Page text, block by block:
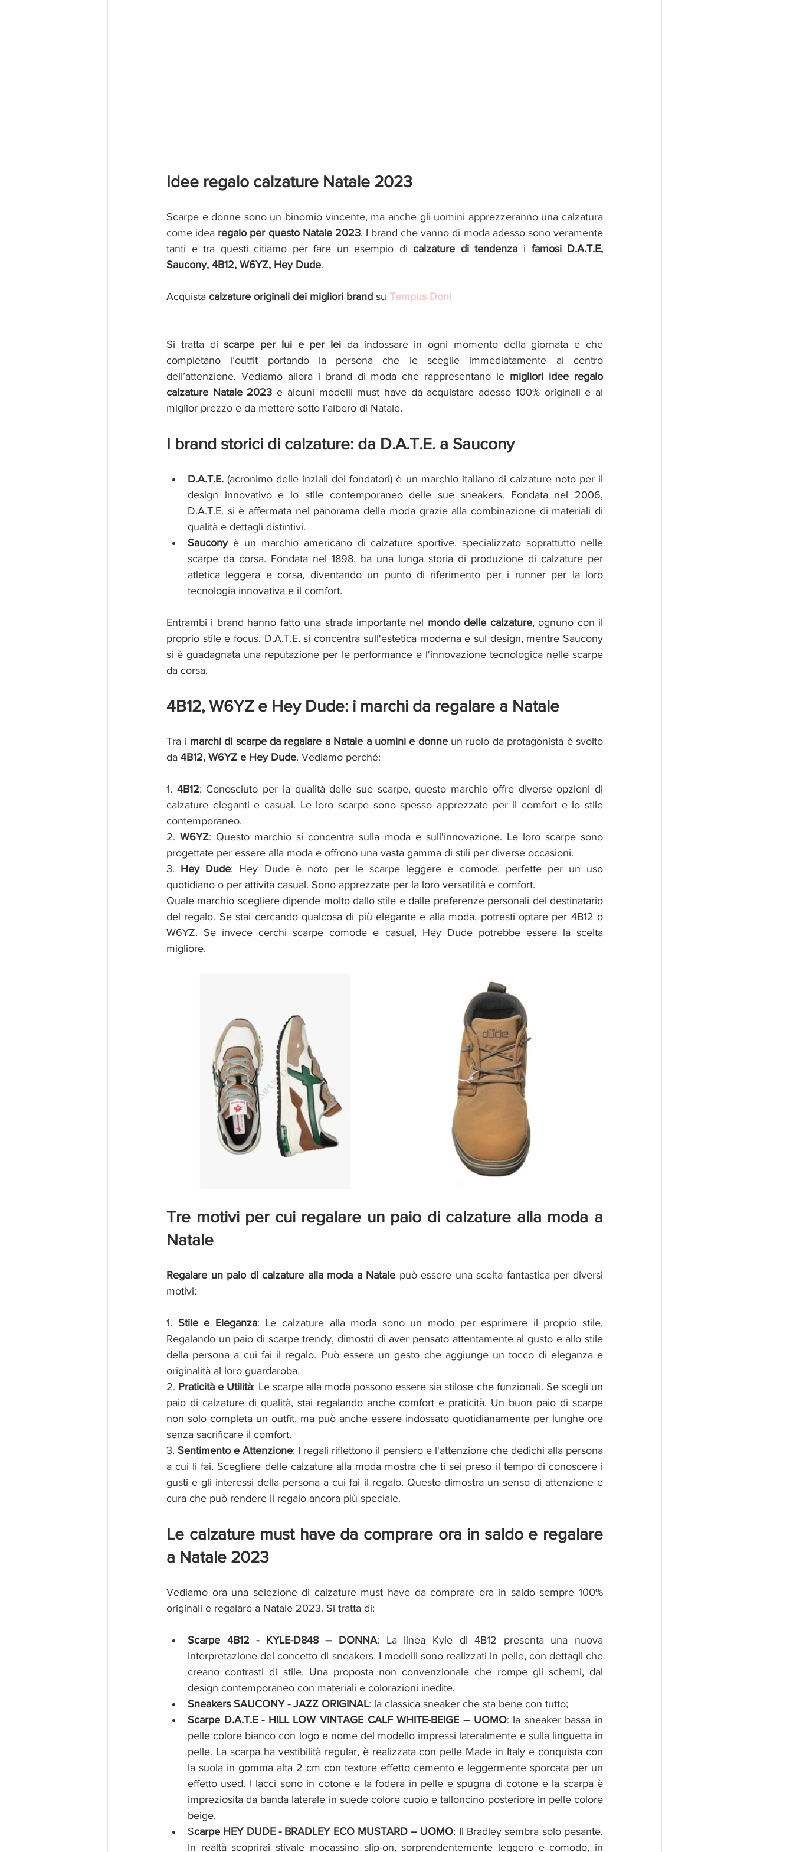
Idee regalo calzature Natale 2023
Scarpe e donne sono un binomio vincente, ma anche gli uomini apprezzeranno una calzatura
come idea regalo per questo Natale 2023. I brand che vanno di moda adesso sono veramente
tanti e tra questi citiamo per fare un esempio di calzature di tendenza i famosi D.A.T.E,
Saucony, 4B12, W6YZ, Hey Dude.
Acquista calzature originali dei migliori brand su Tempus Doni
Si tratta di scarpe per lui e per lei da indossare in ogni momento della giornata e che
completano l’outfit portando la persona che le sceglie immediatamente al centro
dell’attenzione. Vediamo allora i brand di moda che rappresentano le migliori idee regalo
calzature Natale 2023 e alcuni modelli must have da acquistare adesso 100% originali e al
miglior prezzo e da mettere sotto l’albero di Natale.
I brand storici di calzature: da D.A.T.E. a Saucony
D.A.T.E. (acronimo delle inziali dei fondatori) è un marchio italiano di calzature noto per il
design innovativo e lo stile contemporaneo delle sue sneakers. Fondata nel 2006,
D.A.T.E. si è affermata nel panorama della moda grazie alla combinazione di materiali di
qualità e dettagli distintivi.
Saucony è un marchio americano di calzature sportive, specializzato soprattutto nelle
scarpe da corsa. Fondata nel 1898, ha una lunga storia di produzione di calzature per
atletica leggera e corsa, diventando un punto di riferimento per i runner per la loro
tecnologia innovativa e il comfort.
Entrambi i brand hanno fatto una strada importante nel mondo delle calzature, ognuno con il
proprio stile e focus. D.A.T.E. si concentra sull'estetica moderna e sul design, mentre Saucony
si è guadagnata una reputazione per le performance e l'innovazione tecnologica nelle scarpe
da corsa.
4B12, W6YZ e Hey Dude: i marchi da regalare a Natale
Tra i marchi di scarpe da regalare a Natale a uomini e donne un ruolo da protagonista è svolto
da 4B12, W6YZ e Hey Dude. Vediamo perché:
1. 4B12: Conosciuto per la qualità delle sue scarpe, questo marchio offre diverse opzioni di
calzature eleganti e casual. Le loro scarpe sono spesso apprezzate per il comfort e lo stile
contemporaneo.
2. W6YZ: Questo marchio si concentra sulla moda e sull'innovazione. Le loro scarpe sono
progettate per essere alla moda e offrono una vasta gamma di stili per diverse occasioni.
3. Hey Dude: Hey Dude è noto per le scarpe leggere e comode, perfette per un uso
quotidiano o per attività casual. Sono apprezzate per la loro versatilità e comfort.
Quale marchio scegliere dipende molto dallo stile e dalle preferenze personali del destinatario
del regalo. Se stai cercando qualcosa di più elegante e alla moda, potresti optare per 4B12 o
W6YZ. Se invece cerchi scarpe comode e casual, Hey Dude potrebbe essere la scelta
migliore.
Tre motivi per cui regalare un paio di calzature alla moda a
Natale
Regalare un paio di calzature alla moda a Natale può essere una scelta fantastica per diversi
motivi:
1. Stile e Eleganza: Le calzature alla moda sono un modo per esprimere il proprio stile.
Regalando un paio di scarpe trendy, dimostri di aver pensato attentamente al gusto e allo stile
della persona a cui fai il regalo. Può essere un gesto che aggiunge un tocco di eleganza e
originalità al loro guardaroba.
2. Praticità e Utilità: Le scarpe alla moda possono essere sia stilose che funzionali. Se scegli un
paio di calzature di qualità, stai regalando anche comfort e praticità. Un buon paio di scarpe
non solo completa un outfit, ma può anche essere indossato quotidianamente per lunghe ore
senza sacrificare il comfort.
3. Sentimento e Attenzione: I regali riflettono il pensiero e l'attenzione che dedichi alla persona
a cui li fai. Scegliere delle calzature alla moda mostra che ti sei preso il tempo di conoscere i
gusti e gli interessi della persona a cui fai il regalo. Questo dimostra un senso di attenzione e
cura che può rendere il regalo ancora più speciale.
Le calzature must have da comprare ora in saldo e regalare
a Natale 2023
Vediamo ora una selezione di calzature must have da comprare ora in saldo sempre 100%
originali e regalare a Natale 2023. Si tratta di:
Scarpe 4B12 - KYLE-D848 – DONNA: La linea Kyle di 4B12 presenta una nuova
interpretazione del concetto di sneakers. I modelli sono realizzati in pelle, con dettagli che
creano contrasti di stile. Una proposta non convenzionale che rompe gli schemi, dal
design contemporaneo con materiali e colorazioni inedite.
Sneakers SAUCONY - JAZZ ORIGINAL: la classica sneaker che sta bene con tutto;
Scarpe D.A.T.E - HILL LOW VINTAGE CALF WHITE-BEIGE – UOMO: la sneaker bassa in
pelle colore bianco con logo e nome del modello impressi lateralmente e sulla linguetta in
pelle. La scarpa ha vestibilità regular, è realizzata con pelle Made in Italy e conquista con
la suola in gomma alta 2 cm con texture effetto cemento e leggermente sporcata per un
effetto used. I lacci sono in cotone e la fodera in pelle e spugna di cotone e la scarpa è
impreziosita da banda laterale in suede colore cuoio e talloncino posteriore in pelle colore
beige.
Scarpe HEY DUDE - BRADLEY ECO MUSTARD – UOMO: Il Bradley sembra solo pesante.
In realtà scoprirai stivale mocassino slip-on, sorprendentemente leggero e comodo, in